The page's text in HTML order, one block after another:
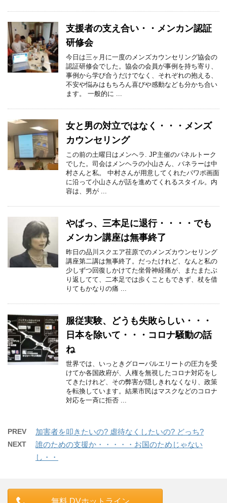
支援者の支え合い・・メンカン認証
研修会
今日は三ヶ月に一度のメンズカウンセリング協会の
認証研修会でした。協会の会員が事例を持ち寄り、
事例から学び合うだけでなく、それぞれの抱える、
不安や悩みはもちろん喜びや感動なども分かち合い
ます。 一般的に ...
女と男の対立ではなく・・・メンズ
カウンセリング
この前の土曜日はメンヘラ. JP主催のパネルトーク
でした。司会はメンヘラの小山さん、バネラーは中
村さんと私。 中村さんが用意してくれたパワポ画面
に沿って小山さんが話を進めてくれるスタイル。内
容は、男が ...
やばっ、三本足に退行・・・・でも
メンカン講座は無事終了
昨日の品川スクエア荏原でのメンズカウンセリング
講座第二講は無事終了。だったけれど、なんと私の
少しずつ回復しかけてた坐骨神経痛が、またまたぶ
り返してて、二本足では歩くこともできず、杖を借
りてもかなりの痛 ...
服従実験、どうも失敗らしい・・・
日本を除いて・・・コロナ騒動の話
ね
世界では、いっときグローバルエリートの圧力を受
けてか各国政府が、人権を無視したコロナ対応をし
てきたけれど、その弊害が隠しきれなくなり、政策
を転換しています。結果市民はマスクなどのコロナ
対応を一斉に拒否 ...
PREV 加害者を叩きたいの? 虐待なくしたいの? どっち?
NEXT
誰のための支援か・・・・・お国のためじゃない
し・・
無料 DVホットライン